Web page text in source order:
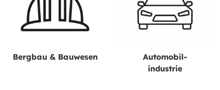
Bergbau & Bauwesen
Automobil-
industrie